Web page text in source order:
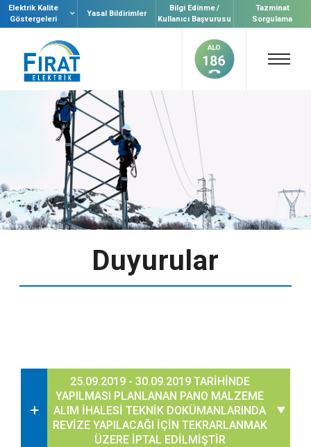
Elektrik Kalite
Göstergeleri
Yasal Bildirimler
Bilgi Edinme /
Kullanıcı Başvurusu
Tazminat
Sorgulama
Duyurular
25.09.2019 - 30.09.2019 TARİHİNDE
YAPILMASI PLANLANAN PANO MALZEME
ALIM İHALESİ TEKNİK DOKÜMANLARINDA
REVİZE YAPILACAĞI İÇİN TEKRARLANMAK
ÜZERE İPTAL EDİLMİŞTİR